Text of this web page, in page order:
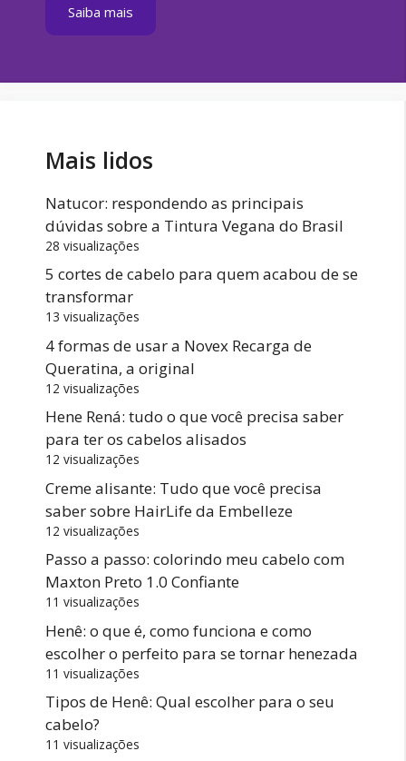
Saiba mais
Mais lidos
Natucor: respondendo as principais
dúvidas sobre a Tintura Vegana do Brasil
28 visualizações
5 cortes de cabelo para quem acabou de se
transformar
13 visualizações
4 formas de usar a Novex Recarga de
Queratina, a original
12 visualizações
Hene Rená: tudo o que você precisa saber
para ter os cabelos alisados
12 visualizações
Creme alisante: Tudo que você precisa
saber sobre HairLife da Embelleze
12 visualizações
Passo a passo: colorindo meu cabelo com
Maxton Preto 1.0 Confiante
11 visualizações
Henê: o que é, como funciona e como
escolher o perfeito para se tornar henezada
11 visualizações
Tipos de Henê: Qual escolher para o seu
cabelo?
11 visualizações